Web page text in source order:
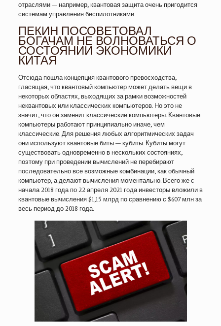
отраслями — например, квантовая защита очень пригодится
системам управления беспилотниками.
ПЕКИН ПОСОВЕТОВАЛ
БОГАЧАМ НЕ ВОЛНОВАТЬСЯ О
СОСТОЯНИИ ЭКОНОМИКИ
КИТАЯ
Отсюда пошла концепция квантового превосходства,
гласящая, что квантовый компьютер может делать вещи в
некоторых областях, выходящих за рамки возможностей
неквантовых или классических компьютеров. Но это не
значит, что он заменит классические компьютеры. Квантовые
компьютеры работают принципиально иначе, чем
классические. Для решения любых алгоритмических задач
они используют квантовые биты — кубиты. Кубиты могут
существовать одновременно в нескольких состояниях,
поэтому при проведении вычислений не перебирают
последовательно все возможные комбинации, как обычный
компьютер, а делают вычисления моментально. Всего же с
начала 2018 года по 22 апреля 2021 года инвесторы вложили в
квантовые вычисления $1,15 млрд по сравнению с $607 млн за
весь период до 2018 года.